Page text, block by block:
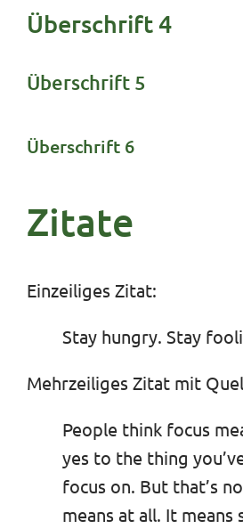
Überschrift 4
Überschrift 5
Überschrift 6
Zitate
Einzeiliges Zitat:
Stay hungry. Stay
Mehrzeiliges Zitat mit
People think focus
yes to the thing
focus on. But that’s
means at all. It means